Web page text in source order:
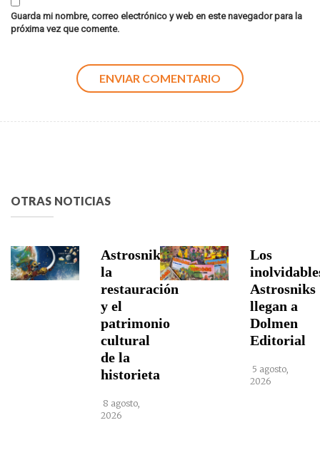
Guarda mi nombre, correo electrónico y web en este navegador para la
próxima vez que comente.
OTRAS NOTICIAS
Astrosniks,
la
restauración
y el
patrimonio
cultural
de la
historieta
8 agosto,
2026
Los
Astrosniks
llegan a
Dolmen
Editorial
5 agosto,
2026